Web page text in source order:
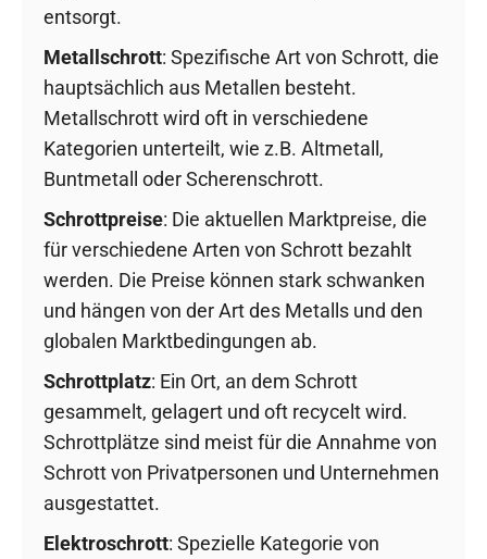
entsorgt.
Metallschrott: Spezifische Art von Schrott, die
hauptsächlich aus Metallen besteht.
Metallschrott wird oft in verschiedene
Kategorien unterteilt, wie z.B. Altmetall,
Buntmetall oder Scherenschrott.
Schrottpreise: Die aktuellen Marktpreise, die
für verschiedene Arten von Schrott bezahlt
werden. Die Preise können stark schwanken
und hängen von der Art des Metalls und den
globalen Marktbedingungen ab.
Schrottplatz: Ein Ort, an dem Schrott
gesammelt, gelagert und oft recycelt wird.
Schrottplätze sind meist für die Annahme von
Schrott von Privatpersonen und Unternehmen
ausgestattet.
Elektroschrott: Spezielle Kategorie von